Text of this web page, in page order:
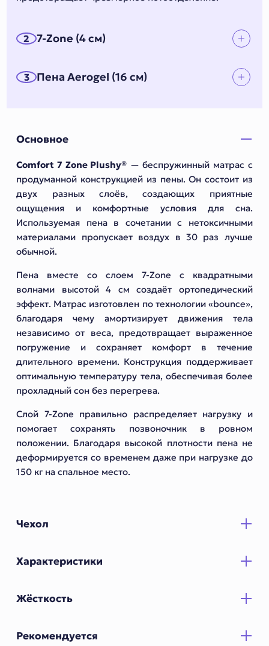
2 7-Zone (4 см)
3 Пена Aerogel (16 см)
Основное
Comfort 7 Zone Plushy® — беспружинный матрас с
продуманной конструкцией из пены. Он состоит из
двух разных слоёв, создающих приятные
ощущения и комфортные условия для сна.
Используемая пена в сочетании с нетоксичными
материалами пропускает воздух в 30 раз лучше
обычной.
Пена вместе со слоем 7-Zone с квадратными
волнами высотой 4 см создаёт ортопедический
эффект. Матрас изготовлен по технологии «bounce»,
благодаря чему амортизирует движения тела
независимо от веса, предотвращает выраженное
погружение и сохраняет комфорт в течение
длительного времени. Конструкция поддерживает
оптимальную температуру тела, обеспечивая более
прохладный сон без перегрева.
Слой 7-Zone правильно распределяет нагрузку и
помогает сохранять позвоночник в ровном
положении. Благодаря высокой плотности пена не
деформируется со временем даже при нагрузке до
150 кг на спальное место.
Чехол
Характеристики
Жёсткость
Рекомендуется